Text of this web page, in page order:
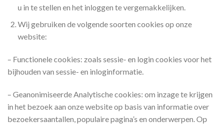
u in te stellen en het inloggen te vergemakkelijken.
Wij gebruiken de volgende soorten cookies op onze
website:
– Functionele cookies: zoals sessie- en login cookies voor het
bijhouden van sessie- en inloginformatie.
– Geanonimiseerde Analytische cookies: om inzage te krijgen
in het bezoek aan onze website op basis van informatie over
bezoekersaantallen, populaire pagina’s en onderwerpen. Op